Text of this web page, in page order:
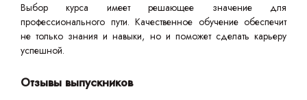
Выбор курса имеет решающее значение для
профессионального пути. Качественное обучение обеспечит
не только знания и навыки, но и поможет сделать карьеру
успешной.
Отзывы выпускников